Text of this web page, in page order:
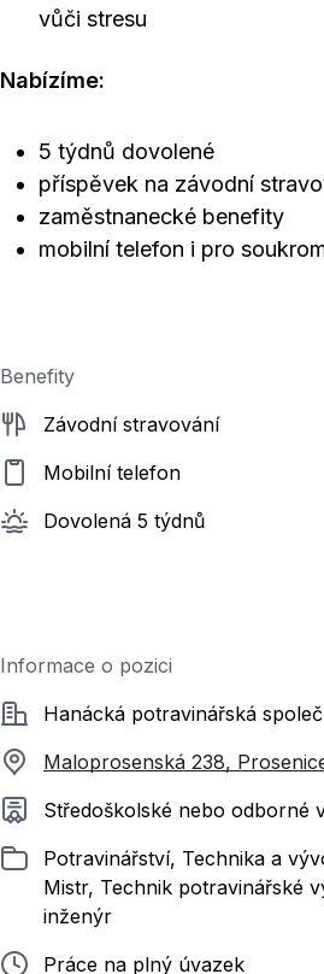
vůči stresu
Nabízíme:
5 týdnů dovolené
příspěvek na závodní
zaměstnanecké benefity
mobilní telefon i pro
Benefity
Závodní stravování
Mobilní telefon
Dovolená 5 týdnů
Informace o pozici
SpolečnostHanácká potravinářská
Maloprosenská 238,
Požadované vzdělání
Středoškolské nebo odborné
ZařazenoPotravinářství, Technika a
Mistr, Technik potravinářské
inženýr
Typ pracovního poměru
Práce na plný úvazek